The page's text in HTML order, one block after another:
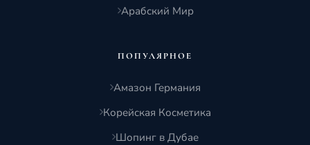
Арабский Мир
ПОПУЛЯРНОЕ
Амазон Германия
Корейская Косметика
Шопинг в Дубае